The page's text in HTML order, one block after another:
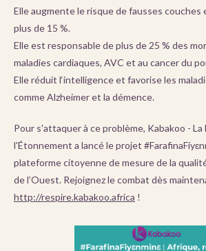
Elle augmente le risque de fausses
plus de 15 %.
Elle est responsable de plus de 25 % des
maladies cardiaques, AVC et au cancer du
Elle réduit l‘intelligence et favorise les
comme Alzheimer et la démence.
Pour s'attaquer à ce problème, Kabakoo - La
l'Étonnement a lancé le projet
plateforme citoyenne de mesure de la
de l’Ouest. Rejoignez le combat dès
http://respire.kabakoo.africa !